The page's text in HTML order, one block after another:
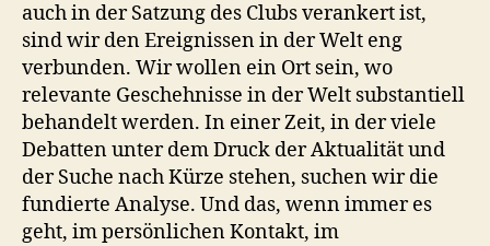
auch in der Satzung des Clubs verankert ist,
sind wir den Ereignissen in der Welt eng
verbunden. Wir wollen ein Ort sein, wo
relevante Geschehnisse in der Welt substantiell
behandelt werden. In einer Zeit, in der viele
Debatten unter dem Druck der Aktualität und
der Suche nach Kürze stehen, suchen wir die
fundierte Analyse. Und das, wenn immer es
geht, im persönlichen Kontakt, im